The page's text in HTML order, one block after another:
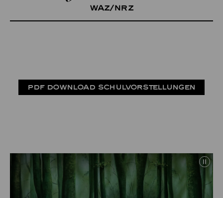
waz/Nrz
PDF DOWNLOAD SCHULVORSTELLUNGEN